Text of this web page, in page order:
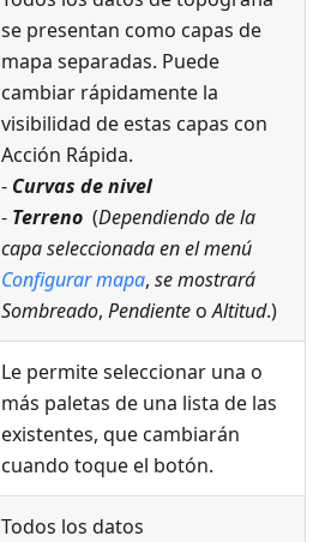
se presentan como capas de
mapa separadas. Puede
cambiar rápidamente la
visibilidad de estas capas con
Acción Rápida.
- Curvas de nivel
- Terreno (Dependiendo de la
capa seleccionada en el menú
Configurar mapa, se mostrará
Sombreado, PendienteoAltitud.)
Le permite seleccionar una o
más paletas de una lista de las
existentes, que cambiarán
cuando toque el botón.
Todos los datos